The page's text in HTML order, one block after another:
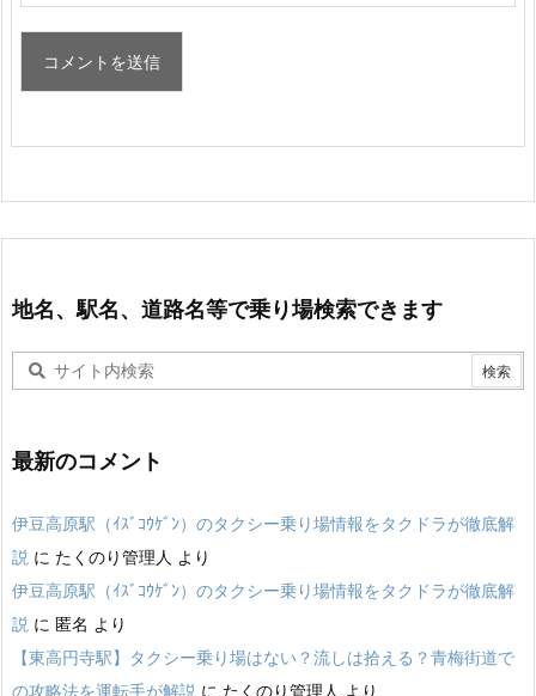
地名、駅名、道路名等で乗り場検索できます
最新のコメント
伊豆高原駅（ｲｽﾞｺｳｹﾞﾝ）のタクシー乗り場情報をタクドラが徹底解
説 に たくのり管理人 より
伊豆高原駅（ｲｽﾞｺｳｹﾞﾝ）のタクシー乗り場情報をタクドラが徹底解
説 に 匿名 より
【東高円寺駅】タクシー乗り場はない？流しは拾える？青梅街道で
の攻略法を運転手が解説 に たくのり管理人 より